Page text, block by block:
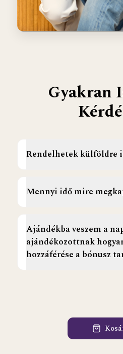
Gyakran
Rendelhetek külföldre
Mennyi idő mire
Ajándékba veszem a
ajándékozottnak
hozzáférése a bónusz